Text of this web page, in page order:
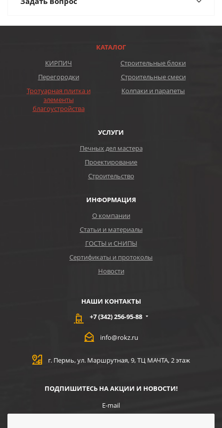
КАТАЛОГ
КИРПИЧ
Строительные блоки
Перегородки
Строительные смеси
Тротуарная плитка и
элементы
благоустройства
Колпаки и парапеты
УСЛУГИ
Печных дел мастера
Проектирование
Строительство
ИНФОРМАЦИЯ
О компании
Статьи и материалы
ГОСТЫ и СНИПЫ
Сертификаты и протоколы
Новости
НАШИ КОНТАКТЫ
+7 (342) 256-95-88
info@rokz.ru
г. Пермь, ул. Маршрутная, 9, ТЦ МАЧТА, 2 этаж
ПОДПИШИТЕСЬ НА АКЦИИ И НОВОСТИ!
E-mail